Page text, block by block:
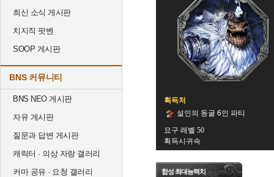
최신 소식 게시판
치지직 팟벤
SOOP 게시판
BNS 커뮤니티
BNS NEO 게시판
자유 게시판
질문과 답변 게시판
캐릭터 · 의상 자랑 갤러리
커마 공유 · 요청 갤러리
획득처
설인의 동굴 6인 파티
요구 레벨 50
획득시귀속
합성 최대능력치